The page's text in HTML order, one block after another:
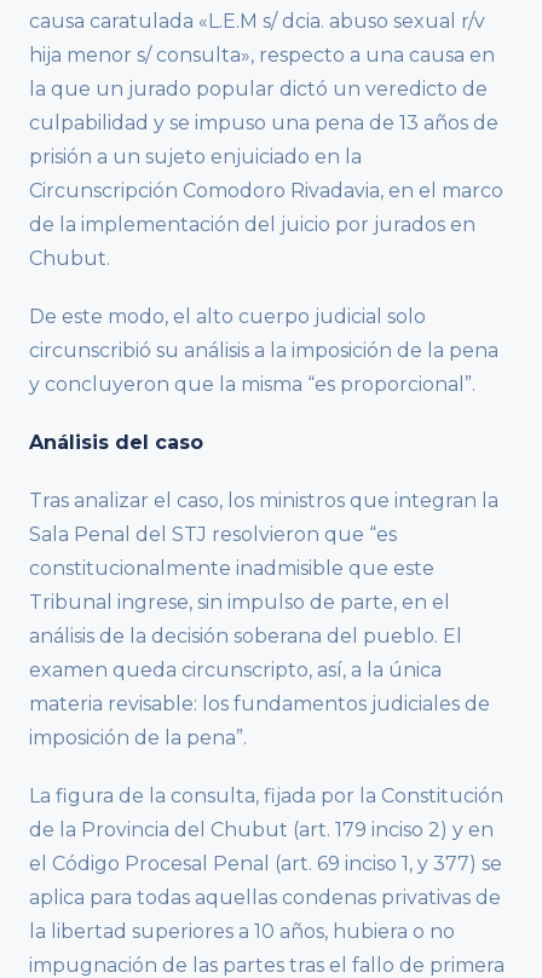
causa caratulada «L.E.M s/ dcia. abuso sexual r/v
hija menor s/ consulta», respecto a una causa en
la que un jurado popular dictó un veredicto de
culpabilidad y se impuso una pena de 13 años de
prisión a un sujeto enjuiciado en la
Circunscripción Comodoro Rivadavia, en el marco
de la implementación del juicio por jurados en
Chubut.
De este modo, el alto cuerpo judicial solo
circunscribió su análisis a la imposición de la pena
y concluyeron que la misma “es proporcional”.
Análisis del caso
Tras analizar el caso, los ministros que integran la
Sala Penal del STJ resolvieron que “es
constitucionalmente inadmisible que este
Tribunal ingrese, sin impulso de parte, en el
análisis de la decisión soberana del pueblo. El
examen queda circunscripto, así, a la única
materia revisable: los fundamentos judiciales de
imposición de la pena”.
La figura de la consulta, fijada por la Constitución
de la Provincia del Chubut (art. 179 inciso 2) y en
el Código Procesal Penal (art. 69 inciso 1, y 377) se
aplica para todas aquellas condenas privativas de
la libertad superiores a 10 años, hubiera o no
impugnación de las partes tras el fallo de primera